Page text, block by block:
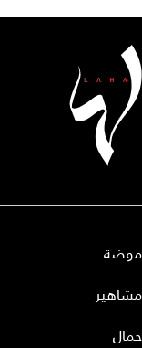
موضة
مشاهير
جمال